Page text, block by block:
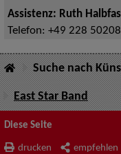
Assistenz: Ruth
Telefon: +49 228
Suche nach
East Star Band
Diese Seite
drucken empfehlen